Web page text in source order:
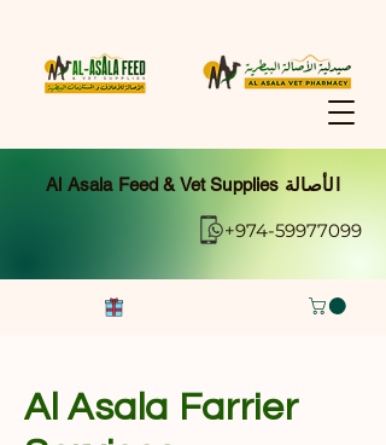
Al Asala Feed & Vet Supplies الأصالة
+974-59977099
Al Asala Farrier